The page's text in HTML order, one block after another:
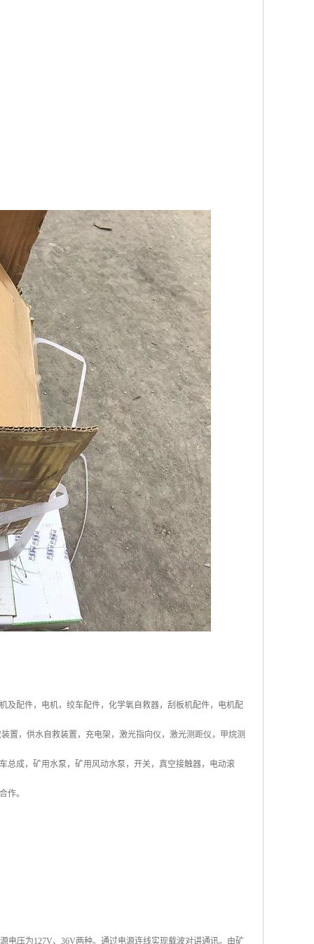
及配件，电机，绞车配件，化学氧自救器，刮板机配件，电机配
置，供水自救装置，充电架，激光指向仪，激光测距仪，甲烷测
总成，矿用水泵，矿用风动水泵，开关，真空接触器，电动滚
作。
电压为127V、36V两种。通过电源连线实现载波对讲通讯。由矿